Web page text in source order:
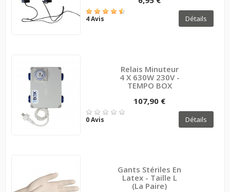
4 Avis Détails
Relais Minuteur
4 X 630W 230V -
TEMPO BOX
107,90 €
0 Avis Détails
Gants Stériles En
Latex - Taille L
(la Paire)